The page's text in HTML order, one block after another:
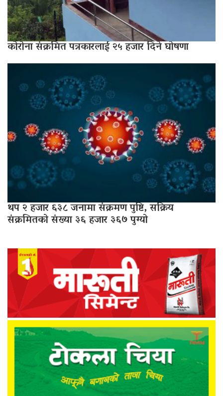
कोरोना संक्रमित पत्रकारलाई २५ हजार दिने घोषणा
थप २ हजार ६३८ जनामा संक्रमण पुष्टि, सक्रिय
संक्रमितको संख्या ३६ हजार ३६७ पुग्यो